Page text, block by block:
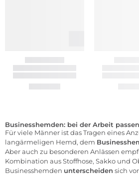
Businesshemden: bei der Arbeit
Für viele Männer ist das Tragen eines
langärmeligen Hemd, dem
Aber auch zu besonderen Anlässen
Kombination aus Stoffhose, Sakko und
Businesshemden unterscheiden sich